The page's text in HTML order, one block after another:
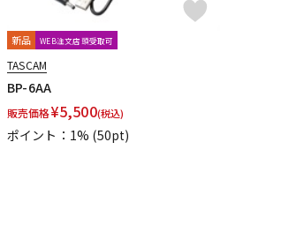
新品 WEB注文店頭受取可
TASCAM
BP-6AA
販売価格¥5,500(税込)
ポイント：1% (50pt)